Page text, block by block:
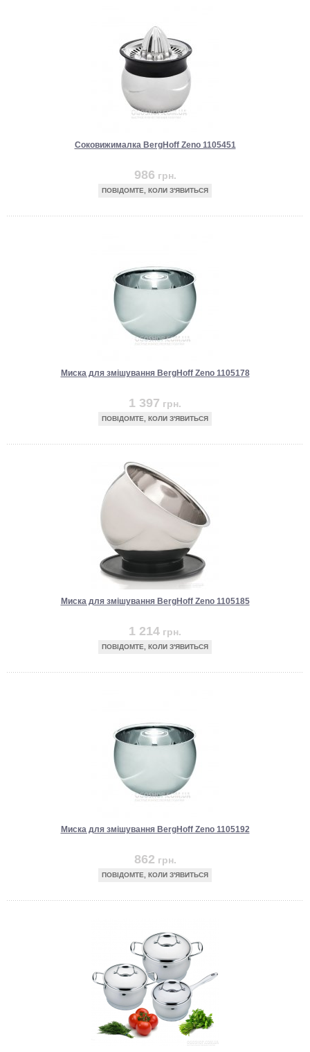
Соковижималка BergHoff Zeno 1105451
986 грн.
ПОВІДОМТЕ, КОЛИ З'ЯВИТЬСЯ
Миска для змішування BergHoff Zeno 1105178
1 397 грн.
ПОВІДОМТЕ, КОЛИ З'ЯВИТЬСЯ
Миска для змішування BergHoff Zeno 1105185
1 214 грн.
ПОВІДОМТЕ, КОЛИ З'ЯВИТЬСЯ
Миска для змішування BergHoff Zeno 1105192
862 грн.
ПОВІДОМТЕ, КОЛИ З'ЯВИТЬСЯ